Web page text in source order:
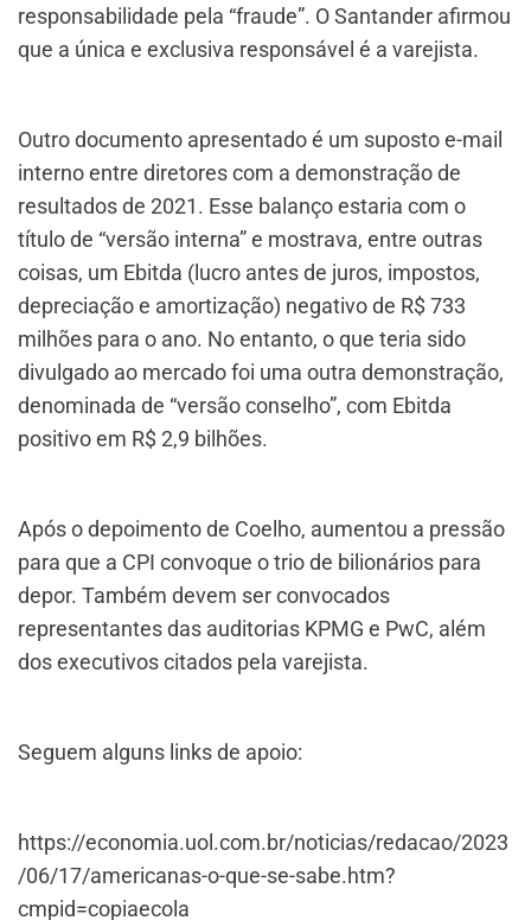
responsabilidade pela “fraude”. O Santander afirmou
que a única e exclusiva responsável é a varejista.
Outro documento apresentado é um suposto e-mail
interno entre diretores com a demonstração de
resultados de 2021. Esse balanço estaria com o
título de “versão interna” e mostrava, entre outras
coisas, um Ebitda (lucro antes de juros, impostos,
depreciação e amortização) negativo de R$ 733
milhões para o ano. No entanto, o que teria sido
divulgado ao mercado foi uma outra demonstração,
denominada de “versão conselho”, com Ebitda
positivo em R$ 2,9 bilhões.
Após o depoimento de Coelho, aumentou a pressão
para que a CPI convoque o trio de bilionários para
depor. Também devem ser convocados
representantes das auditorias KPMG e PwC, além
dos executivos citados pela varejista.
Seguem alguns links de apoio:
https://economia.uol.com.br/noticias/redacao/2023
/06/17/americanas-o-que-se-sabe.htm?
cmpid=copiaecola